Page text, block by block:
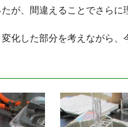
が、間違えることでさらに
化した部分を考えながら、